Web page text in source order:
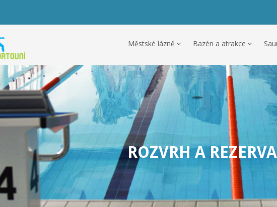
Městské lázně Bazén a atrakce
ROZVRH A